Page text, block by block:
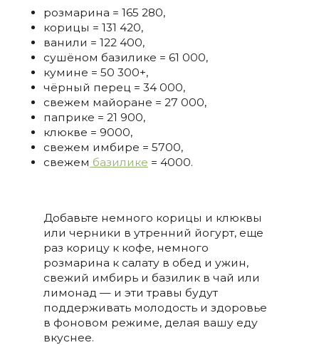
розмарина = 165 280,
корицы = 131 420,
ванили = 122 400,
сушёном базилике = 61 000,
кумине = 50 300+,
чёрный перец = 34 000,
свежем майоране = 27 000,
паприке = 21 900,
клюкве = 9000,
свежем имбире = 5700,
свежем базилике = 4000.
Добавьте немного корицы и клюквы
или черники в утренний йогурт, еще
раз корицу к кофе, немного
розмарина к салату в обед и ужин,
свежий имбирь и базилик в чай или
лимонад — и эти травы будут
поддерживать молодость и здоровье
в фоновом режиме, делая вашу еду
вкуснее.